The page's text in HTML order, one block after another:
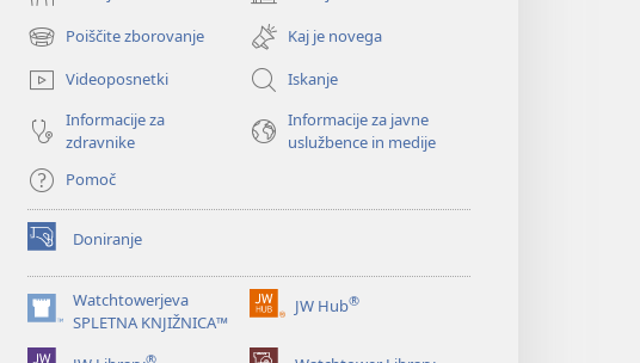
novo
okno)
Poiščite zborovanje
(odpre
novo
okno)
Kaj je novega
Videoposnetki
Iskanje
Informacije za
zdravnike
Informacije za javne
uslužbence in medije
Pomoč
Doniranje
(odpre
novo
okno)
Watchtowerjeva
SPLETNA KNJIŽNICA™
(odpre
novo
JW Hub®
(odpre
®